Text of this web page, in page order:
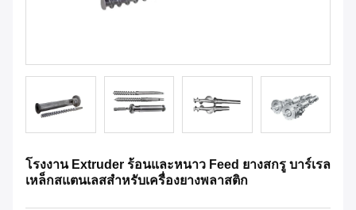
โรงงาน Extruder ร้อนและหนาว Feed ยางสกรู บาร์เรล
เหล็กสแตนเลสสําหรับเครื่องยางพลาสติก